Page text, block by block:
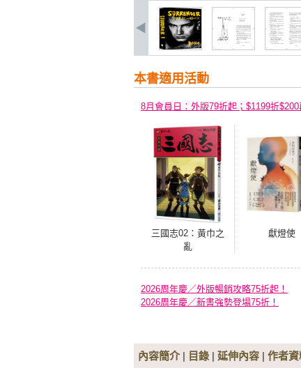
本書適用活動
8月會員日：外版79折起；$1199折$200
三國志02：黃巾之
亂
獻燈使
2026周年慶／外版暢銷攻略75折起！
2026周年慶／新書強勢登場75折！
內容簡介| 目錄 | 延伸內容 | 作者資